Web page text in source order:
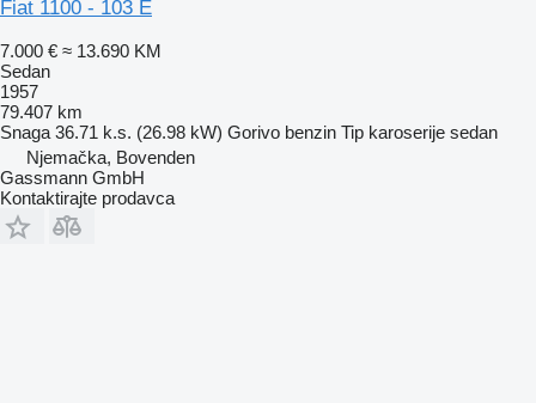
Fiat 1100 - 103 E
7.000 € ≈ 13.690 KM
Sedan
1957
79.407 km
Snaga 36.71 k.s. (26.98 kW) Gorivo benzin Tip karoserije sedan
Njemačka, Bovenden
Gassmann GmbH
Kontaktirajte prodavca